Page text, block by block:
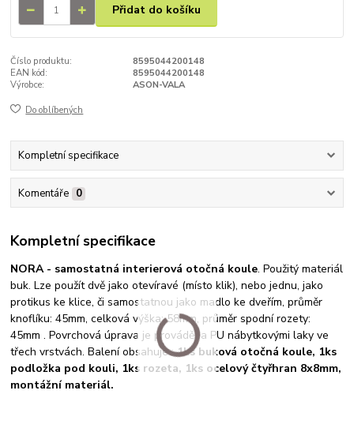
Přidat do košíku
Číslo produktu:
8595044200148
EAN kód:
8595044200148
Výrobce:
ASON-VALA
Do oblíbených
Kompletní specifikace
Komentáře 0
Kompletní specifikace
NORA - samostatná interierová otočná koule. Použitý materiál
buk. Lze použít dvě jako otevíravé (místo klik), nebo jednu, jako
protikus ke klice, či samostatnou jako madlo ke dveřím, průměr
knoflíku: 45mm, celková výška: 58mm, průměr spodní rozety:
45mm . Povrchová úprava je prováděna PU nábytkovými laky ve
třech vrstvách. Balení obsahuje :1ks buková otočná koule, 1ks
podložka pod kouli, 1ks rozeta, 1ks ocelový čtyřhran 8x8mm,
montážní materiál.